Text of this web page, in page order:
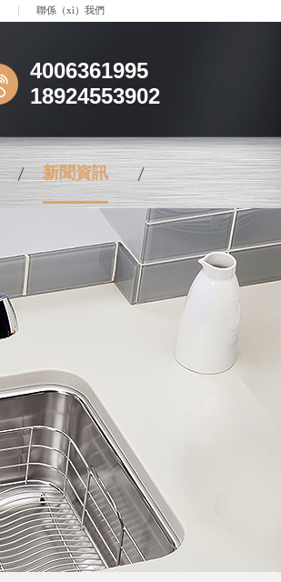
聯係（xì）我們
4006361995
18924553902
新聞資訊